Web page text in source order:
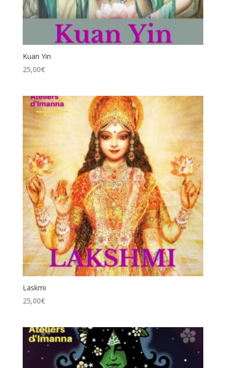
Kuan Yin
25,00€
Laskmi
25,00€